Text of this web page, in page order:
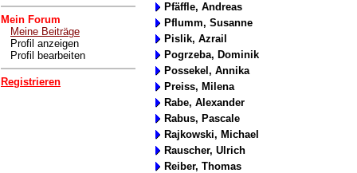
Mein Forum
Meine Beiträge
Profil anzeigen
Profil bearbeiten
Registrieren
Pfäffle, Andreas
Pflumm, Susanne
Pislik, Azrail
Pogrzeba, Dominik
Possekel, Annika
Preiss, Milena
Rabe, Alexander
Rabus, Pascale
Rajkowski, Michael
Rauscher, Ulrich
Reiber, Thomas